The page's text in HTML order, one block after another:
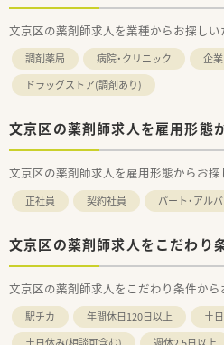
文京区の薬剤師求人を業種からお探しい
調剤薬局 病院・クリニック 企業
ドラッグストア(調剤あり)
文京区の薬剤師求人を雇用形態
文京区の薬剤師求人を雇用形態からお探
正社員 契約社員 パート・アル
文京区の薬剤師求人をこだわり
文京区の薬剤師求人をこだわり条件から
駅チカ 年間休日120日以上
土